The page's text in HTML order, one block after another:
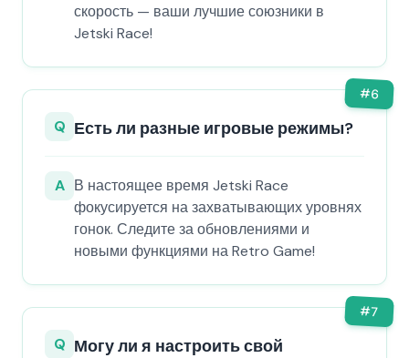
скорость — ваши лучшие союзники в
Jetski Race!
#6
Q Есть ли разные игровые режимы?
A В настоящее время Jetski Race
фокусируется на захватывающих уровнях
гонок. Следите за обновлениями и
новыми функциями на Retro Game!
#7
Q Могу ли я настроить свой